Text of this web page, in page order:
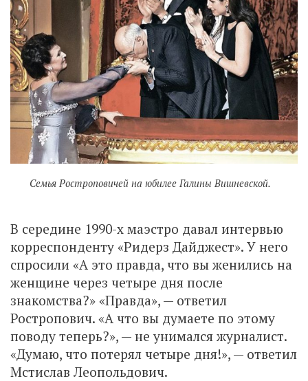
Семья Ростроповичей на юбилее Галины Вишневской.
В середине 1990-х маэстро давал интервью
корреспонденту «Ридерз Дайджест». У него
спросили «А это правда, что вы женились на
женщине через четыре дня после
знакомства?» «Правда», — ответил
Ростропович. «А что вы думаете по этому
поводу теперь?», — не унимался журналист.
«Думаю, что потерял четыре дня!», — ответил
Мстислав Леопольдович.